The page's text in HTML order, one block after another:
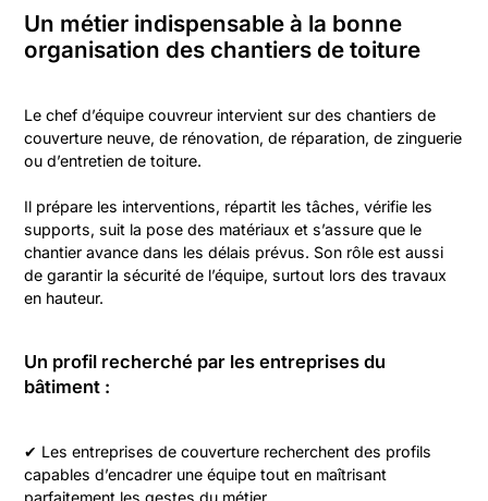
Un métier indispensable à la bonne
organisation des chantiers de toiture
Le chef d’équipe couvreur intervient sur des chantiers de
couverture neuve, de rénovation, de réparation, de zinguerie
ou d’entretien de toiture.
Il prépare les interventions, répartit les tâches, vérifie les
supports, suit la pose des matériaux et s’assure que le
chantier avance dans les délais prévus. Son rôle est aussi
de garantir la sécurité de l’équipe, surtout lors des travaux
en hauteur.
Un profil recherché par les entreprises du
bâtiment :
✔ Les entreprises de couverture recherchent des profils
capables d’encadrer une équipe tout en maîtrisant
parfaitement les gestes du métier.